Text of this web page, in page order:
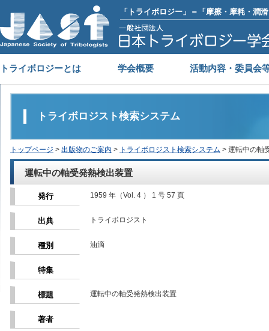
「トライボロジー」＝「摩擦・摩耗・潤
トライボロジーとは 学会概要 活動内容・委員会
トライボロジスト検索システム
トップページ > 出版物のご案内 > トライボロジスト検索システム > 運転中の軸
運転中の軸受発熱検出装置
発行 1959 年（Vol. 4 ） 1 号 57 頁
出典 トライボロジスト
種別 油滴
特集
標題 運転中の軸受発熱検出装置
著者